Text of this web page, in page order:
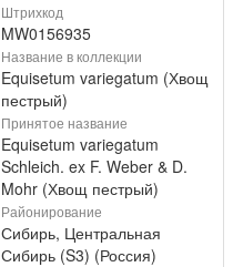
Штрихкод
MW0156935
Название в коллекции
Equisetum variegatum (Хвощ
пестрый)
Принятое название
Equisetum variegatum
Schleich. ex F. Weber & D.
Mohr (Хвощ пестрый)
Районирование
Сибирь, Центральная
Сибирь (S3) (Россия)